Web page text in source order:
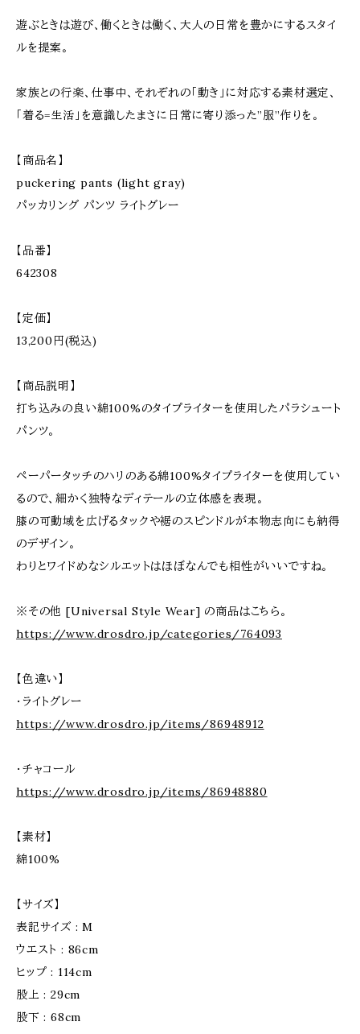
遊ぶときは遊び、働くときは働く、大人の日常を豊かにするスタイ
ルを提案。
家族との行楽、仕事中、それぞれの「動き」に対応する素材選定、
「着る=生活」を意識したまさに日常に寄り添った”服”作りを。
【商品名】
puckering pants (light gray)
パッカリング パンツ ライトグレー
【品番】
642308
【定価】
13,200円(税込)
【商品説明】
打ち込みの良い綿100%のタイプライターを使用したパラシュート
パンツ。
ペーパータッチのハリのある綿100%タイプライターを使用してい
るので、細かく独特なディテールの立体感を表現。
膝の可動域を広げるタックや裾のスピンドルが本物志向にも納得
のデザイン。
わりとワイドめなシルエットはほぼなんでも相性がいいですね。
※その他 [Universal Style Wear] の商品はこちら。
https://www.drosdro.jp/categories/764093
【色違い】
・ライトグレー
https://www.drosdro.jp/items/86948912
・チャコール
https://www.drosdro.jp/items/86948880
【素材】
綿100%
【サイズ】
表記サイズ : M
ウエスト : 86cm
ヒップ : 114cm
股上 : 29cm
股下 : 68cm